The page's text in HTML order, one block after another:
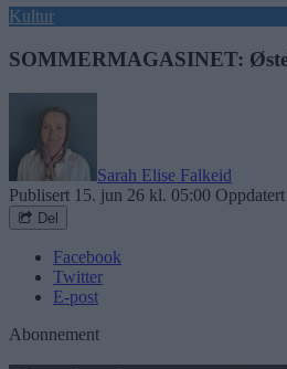
Kultur
SOMMERMAGASINET:
Sarah Elise Falkeid
Publisert 15. jun 26 kl. 05:00 Oppdatert
Del
Facebook
Twitter
E-post
Abonnement